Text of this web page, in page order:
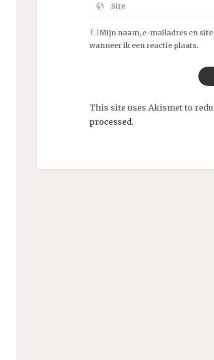
Mijn naam, e-mailadres en site
wanneer ik een reactie plaats.
This site uses Akismet to
processed.